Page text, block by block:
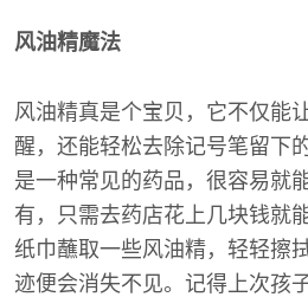
风油精魔法
风油精真是个宝贝，它不仅能
醒，还能轻松去除记号笔留下
是一种常见的药品，很容易就
有，只需去药店花上几块钱就
纸巾蘸取一些风油精，轻轻擦
迹便会消失不见。记得上次孩